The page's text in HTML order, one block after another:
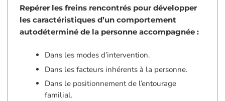
Repérer les freins rencontrés pour développer
les caractéristiques d’un comportement
autodéterminé de la personne accompagnée :
Dans les modes d’intervention.
Dans les facteurs inhérents à la personne.
Dans le positionnement de l’entourage
familial.